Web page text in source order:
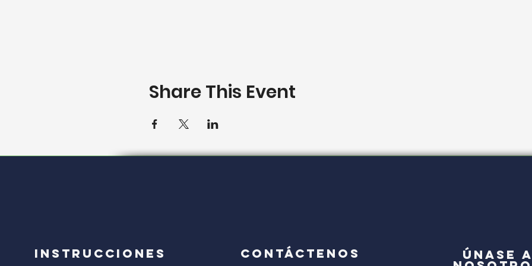
Share This Event
Instrucciones CONTÁCTENOS Únase a